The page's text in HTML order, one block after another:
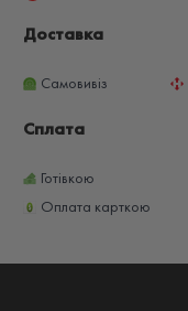
Доставка
Самовивіз
Сплата
Готівкою
Оплата карткою